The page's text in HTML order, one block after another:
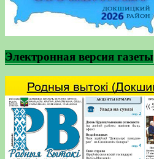
Электронная версия газеты